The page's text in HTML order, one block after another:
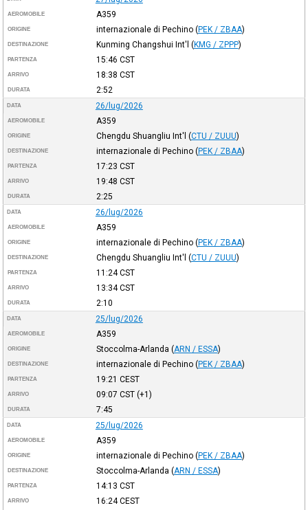
AEROMOBILE A359
ORIGINE internazionale di Pechino (PEK / ZBAA)
DESTINAZIONE Kunming Changshui Int'l (KMG / ZPPP)
PARTENZA 15:46 CST
ARRIVO 18:38 CST
DURATA 2:52
DATA 26/lug/2026
AEROMOBILE A359
ORIGINE Chengdu Shuangliu Int'l (CTU / ZUUU)
DESTINAZIONE internazionale di Pechino (PEK / ZBAA)
PARTENZA 17:23 CST
ARRIVO 19:48 CST
DURATA 2:25
DATA 26/lug/2026
AEROMOBILE A359
ORIGINE internazionale di Pechino (PEK / ZBAA)
DESTINAZIONE Chengdu Shuangliu Int'l (CTU / ZUUU)
PARTENZA 11:24CST
ARRIVO 13:34CST
DURATA 2:10
DATA 25/lug/2026
AEROMOBILE A359
ORIGINE Stoccolma-Arlanda (ARN / ESSA)
DESTINAZIONE internazionale di Pechino (PEK / ZBAA)
PARTENZA 19:21 CEST
ARRIVO 09:07 CST(+1)
DURATA 7:45
DATA 25/lug/2026
AEROMOBILE A359
ORIGINE internazionale di Pechino (PEK / ZBAA)
DESTINAZIONE Stoccolma-Arlanda (ARN / ESSA)
PARTENZA 14:13 CST
ARRIVO 16:24CEST